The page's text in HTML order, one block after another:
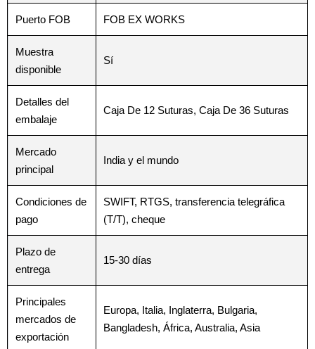
Correo*
Teléfono
País*
Nombre De Empresa
Tu mensaje
Correo*
Teléfono
País*
Nombre De Empresa
Tu mensaje
Puerto FOB FOB EX WORKS
Muestra
disponible
Sí
Detalles del
embalaje
Caja De 12 Suturas, Caja De 36 Suturas
Mercado
principal
India y el mundo
Condiciones de
pago
SWIFT, RTGS, transferencia telegráfica
(T/T), cheque
Plazo de
entrega
15-30 días
Principales
mercados de
exportación
Europa, Italia, Inglaterra, Bulgaria,
Bangladesh, África, Australia, Asia